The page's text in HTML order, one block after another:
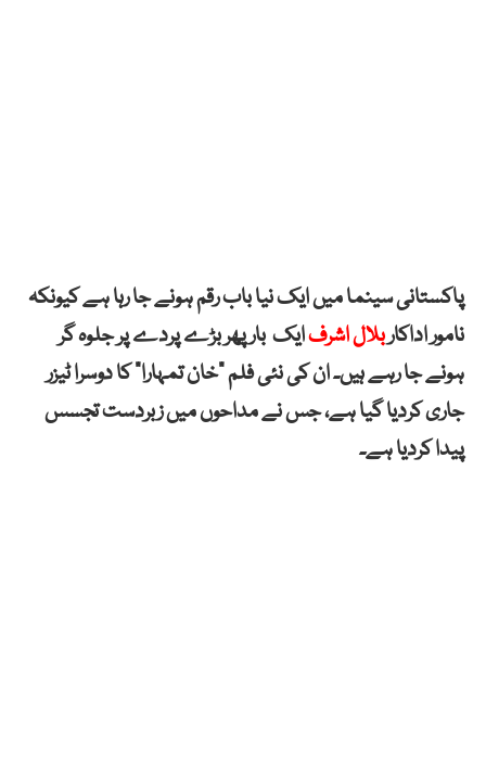
پاکستانی سینما میں ایک نیا باب رقم ہونے جا رہا ہے کیونکہ
نامور اداکاربلال اشرفایک بار پھر بڑے پردے پر جلوہ گر
ہونے جا رہے ہیں۔ ان کی نئی فلم “خان تمہارا” کا دوسرا ٹیزر
جاری کردیا گیا ہے، جس نے مداحوں میں زبردست تجسس
پیدا کردیا ہے۔